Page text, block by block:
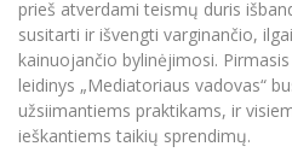
Universiteto
MRU pop
Novikas)
MRU merginų
Neformaliuoju ir
kompetencijų
Studijų
Erasmus+
Kitos galimybės
Partnerystės
Azijos centras
Vilniaus
Emocinė gerovė
Mokslo
Žmogaus,
Doktorantūra
Veiklos
Akademinė etika
Darbas MRU
Sūduvos
Tinklalaidės
Bakalauro studijos
Magistrantūros
Vadovų MBA
prieš atverdami teismų duris
susitarti ir išvengti varginančio,
kainuojančio bylinėjimosi.
leidinys „Mediatoriaus vadovas“
užsiimantiems praktikams, ir
ieškantiems taikių sprendimų.